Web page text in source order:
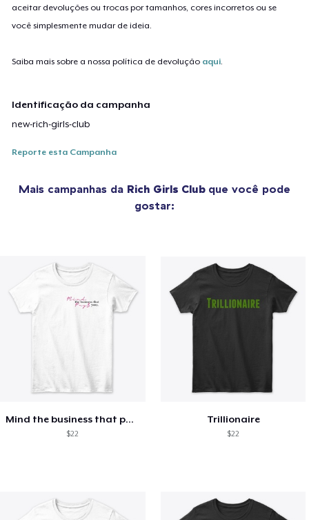
aceitar devoluções ou trocas por tamanhos, cores incorretos ou se
você simplesmente mudar de ideia.
Saiba mais sobre a nossa política de devolução aqui
Identificação da campanha
new-rich-girls-club
Reporte esta Campanha
Mais campanhas da Rich Girls Club que você pode
gostar:
Mind the business that pays you.
$22
Trillionaire
$22